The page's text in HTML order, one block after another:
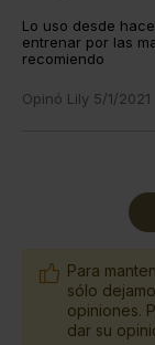
Lo uso desde
entrenar por las
recomiendo
Opinó Lily 5/1/2021
Para
sólo
opiniones.
dar su